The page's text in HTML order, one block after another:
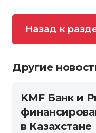
Назад к
Другие
KMF Банк и
в Казахстане